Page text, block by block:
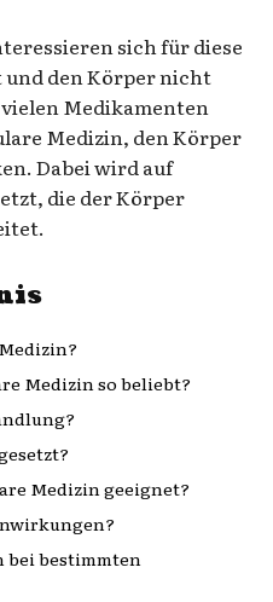
sich für diese
und den Körper nicht
Medikamenten
Medizin, den Körper
Dabei wird auf
die der Körper
Medizin so beliebt?
Medizin geeignet?
bestimmten